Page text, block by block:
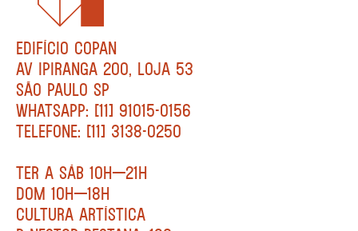
EDIFÍCIO COPAN
AV IPIRANGA 200, LOJA 53
SÃO PAULO SP
WHATSAPP: [11] 91015-0156
TELEFONE: [11] 3138-0250
TER A SÁB 10H—21H
DOM 10H—18H
CULTURA ARTÍSTICA